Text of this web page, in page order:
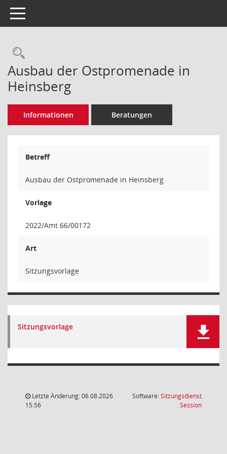
Toggle navigation
Rechercheauswahl
Ausbau der Ostpromenade in
Heinsberg
Informationen Beratungen
Betreff
Ausbau der Ostpromenade in Heinsberg
Vorlage
2022/Amt 66/00172
Art
Sitzungsvorlage
Sitzungsvorlage
Letzte Änderung: 06.08.2026
15:56
Software:Sitzungsdienst
Session(Wird in